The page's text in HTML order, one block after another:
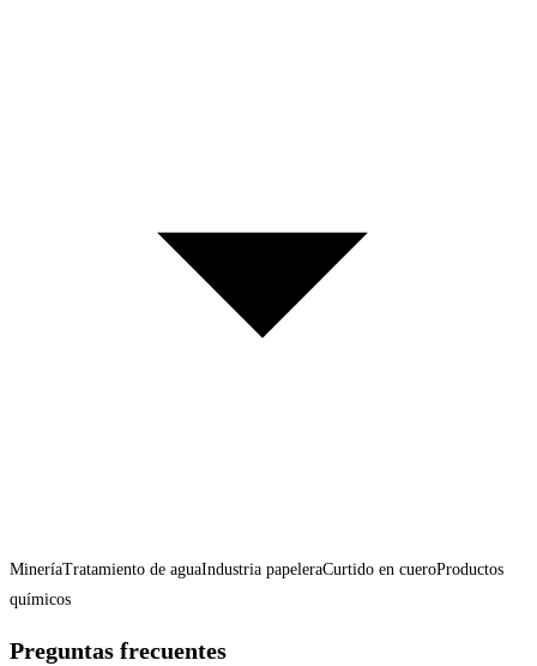
MineríaTratamiento de aguaIndustria papeleraCurtido en cueroProductos
químicos
Preguntas frecuentes